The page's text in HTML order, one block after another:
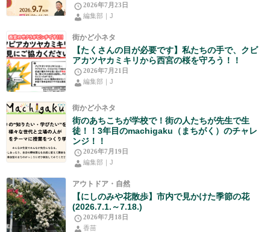
2026年7月23日
編集部｜J
街かど小ネタ
【たくさんの目が必要です】私たちの手で、クビ
アカツヤカミキリから西宮の桜を守ろう！！
2026年7月21日
編集部｜J
街かど小ネタ
街のあちこちが学校で！街の人たちが先生で生
徒！！3年目のmachigaku（まちがく）のチャレ
ンジ！！
2026年7月19日
編集部｜J
アウトドア・自然
【にしのみや花散歩】市内で見かけた季節の花
(2026.7.1.～7.18.)
2026年7月18日
香苗